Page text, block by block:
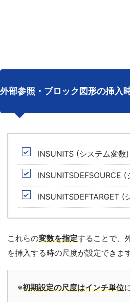
外部参照・ブロック図形の挿入
INSUNITS (システム変数)
INSUNITSDEFSOURCE (
INSUNITSDEFTARGET (
これらの変数を指定することで、
を挿入する時の尺度が設定できます
※初期設定の尺度はインチ単位